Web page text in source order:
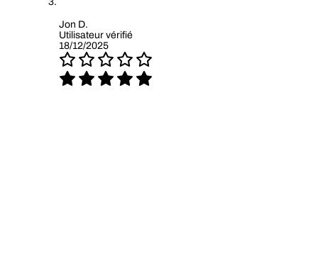
Jon D.
Utilisateur vérifié
18/12/2025